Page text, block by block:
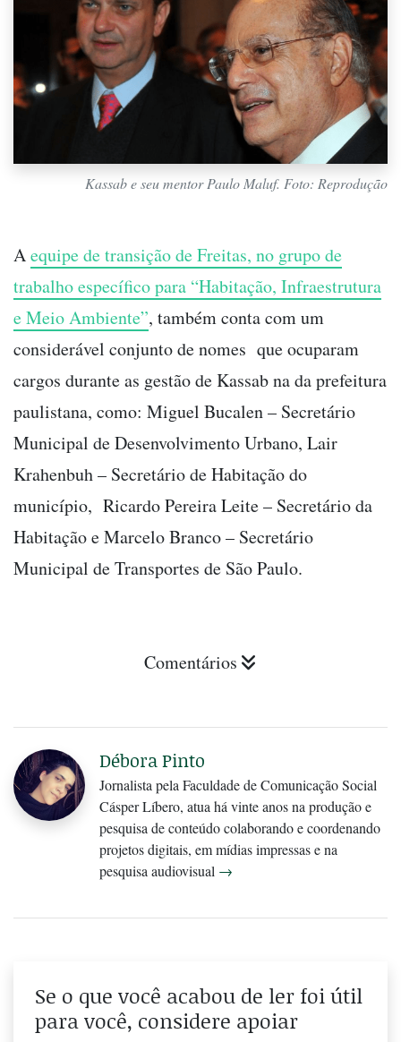
Kassab e seu mentor Paulo Maluf. Foto: Reprodução
Aequipe de transição de Freitas, no grupo de
trabalho específico para “Habitação, Infraestrutura
e Meio Ambiente”, também conta com um
considerável conjunto de nomes que ocuparam
cargos durante as gestão de Kassab na da prefeitura
paulistana, como: Miguel Bucalen – Secretário
Municipal de Desenvolvimento Urbano, Lair
Krahenbuh – Secretário de Habitação do
município, Ricardo Pereira Leite – Secretário da
Habitação e Marcelo Branco – Secretário
Municipal de Transportes de São Paulo.
Comentários
Débora Pinto
Jornalista pela Faculdade de Comunicação Social
Cásper Líbero, atua há vinte anos na produção e
pesquisa de conteúdo colaborando e coordenando
projetos digitais, em mídias impressas e na
pesquisa audiovisual →
Se o que você acabou de ler foi útil
para você, considere apoiar